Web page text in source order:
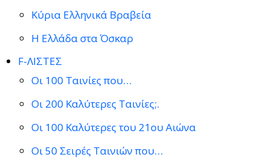
Κύρια Ελληνικά Βραβεία
Η Ελλάδα στα Όσκαρ
F-ΛΙΣΤΕΣ
Οι 100 Ταινίες που…
Οι 200 Καλύτερες Ταινίες;.
Οι 100 Καλύτερες του 21ου Αιώνα
Οι 50 Σειρές Ταινιών που…